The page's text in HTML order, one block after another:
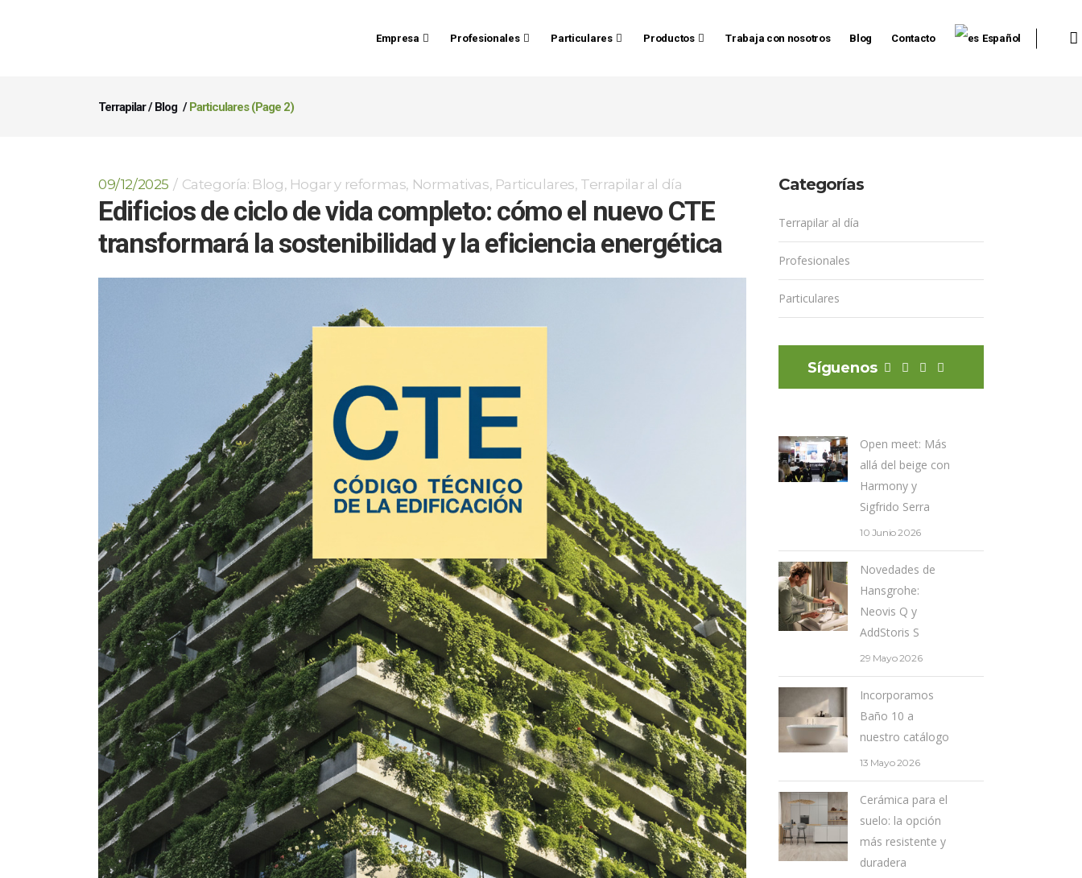
Empresa Profesionales Particulares Productos Trabaja con nosotros Blog Contacto Español
Terrapilar/Blog /Particulares(Page 2)
09/12/2025 Categoría: Blog, Hogar y reformas, Normativas, Particulares, Terrapilar al día
Edificios de ciclo de vida completo: cómo el nuevo CTE
transformará la sostenibilidad y la eficiencia energética
Categorías
Terrapilar al día
Profesionales
Particulares
Síguenos
Open meet: Más
allá del beige con
Harmony y
Sigfrido Serra
10 Junio 2026
Novedades de
Hansgrohe:
Neovis Q y
AddStoris S
29 Mayo 2026
Incorporamos
Baño 10 a
nuestro catálogo
13 Mayo 2026
Cerámica para el
suelo: la opción
más resistente y
duradera